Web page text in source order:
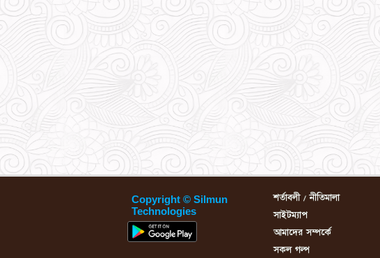
Copyright © Silmun
Technologies
শর্তাবলী / নীতিমালা
সাইটম্যাপ
আমাদের সম্পর্কে
সকল গল্প